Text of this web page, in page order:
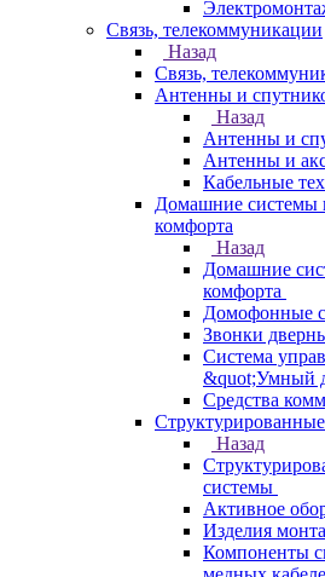
Связь, телекоммуникации
Назад
Связь,
Антенны и
Назад
Антенны и
Антенны и
Кабельные
Домашние системы
комфорта
Назад
Домашние
комфорта
Домофонные
Звонки
Система
&quot;Умный
Средства
Назад
системы
Активное
Изделия
Компоненты